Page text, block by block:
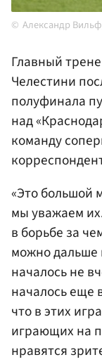
Александр
Главный
Челестини
полуфинала
над
команду
«Это большой
мы уважаем
в борьбе за
можно дальше
началось не
началось еще
что в этих
играющих на
нравятся